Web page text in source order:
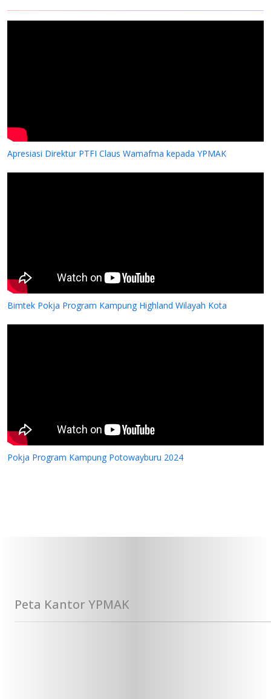
Apresiasi Direktur PTFI Claus Wamafma kepada YPMAK
Bimtek Pokja Program Kampung Highland Wilayah Kota
Pokja Program Kampung Potowayburu 2024
Peta Kantor YPMAK